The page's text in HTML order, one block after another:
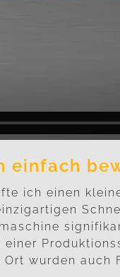
einfach
ich einen
wurden auch